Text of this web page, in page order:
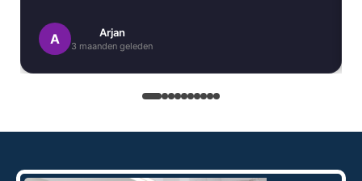
uitgevoerd. Alles is strak afgewerkt en ze werkten
netjes en zorgvuldig, met oog voor detail. .
A Arjan
3 maanden geleden